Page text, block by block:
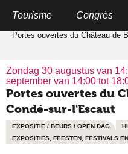
principal
Tourisme Congrès
Portes ouvertes du Château de
Zondag 30 augustus van
september van 14:00 tot
Portes ouvertes du
Condé-sur-l'Escaut
EXPOSITIE / BEURS / OPEN DAG
EXPOSITIES, FEESTEN, FESTIVALS